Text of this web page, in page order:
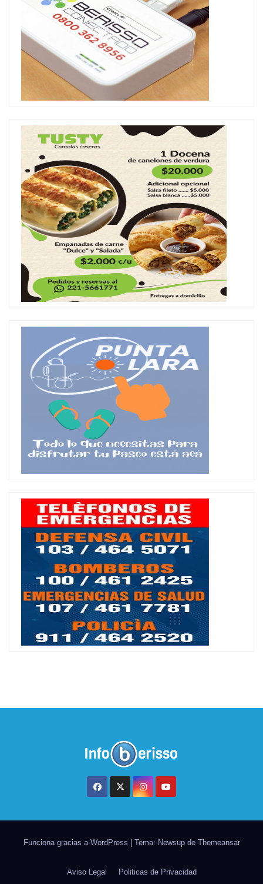
Funciona gracias a WordPress Tema: Newsup de Themeansar
Aviso Legal Politicas de Privacidad